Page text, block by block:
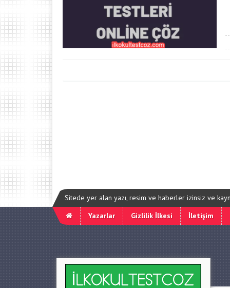
Sitede yer alan yazı, resim ve haberler izinsiz ve
Yazarlar
Gizlilik İlkesi İletişim